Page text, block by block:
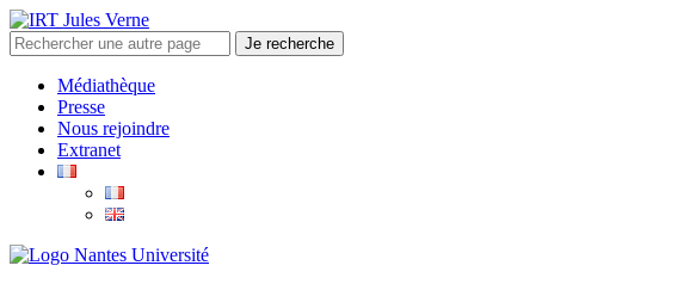
Médiathèque
Presse
Nous rejoindre
Extranet